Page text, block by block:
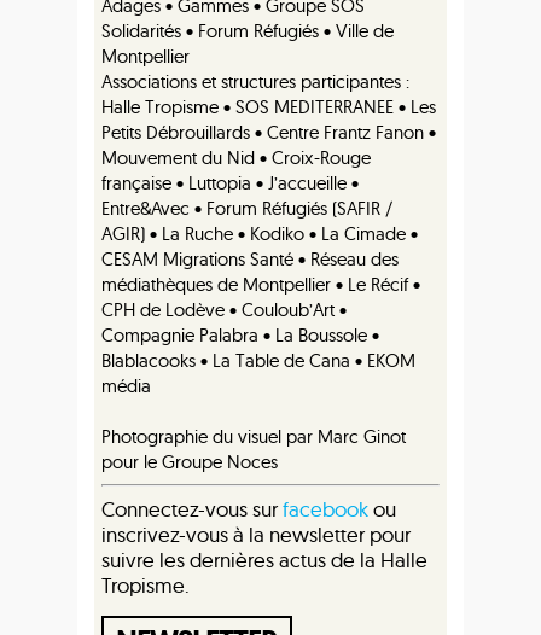
Adages • Gammes • Groupe SOS
Solidarités • Forum Réfugiés • Ville de
Montpellier
Associations et structures participantes :
Halle Tropisme • SOS MEDITERRANEE • Les
Petits Débrouillards • Centre Frantz Fanon •
Mouvement du Nid • Croix-Rouge
française • Luttopia • J’accueille •
Entre&Avec • Forum Réfugiés (SAFIR /
AGIR) • La Ruche • Kodiko • La Cimade •
CESAM Migrations Santé • Réseau des
médiathèques de Montpellier • Le Récif •
CPH de Lodève • Couloub’Art •
Compagnie Palabra • La Boussole •
Blablacooks • La Table de Cana • EKOM
média
Photographie du visuel par Marc Ginot
pour le Groupe Noces
Connectez-vous surfacebookou
inscrivez-vous à la newsletter pour
suivre les dernières actus de la Halle
Tropisme.